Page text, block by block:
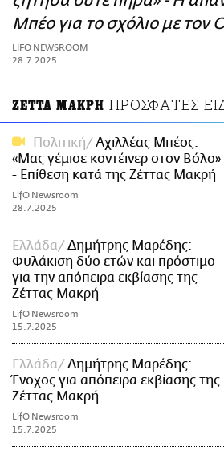
ΑΜΠΑ
PRINT
Μπέο για το σχόλιο με
LIFO NEWSROOM
28.7.2025
ΖΕΤΤΑ ΜΑΚΡΗ ΠΡΟΣΦΑΤΕΣ
Πολιτική
Αχιλλέας Μπέος:
«Μας γέμισε κοντέινερ στον Βόλο»
- Επίθεση κατά της Ζέττας Μακρή
LifO Newsroom
28.7.2025
Ελλάδα
Δημήτρης Μαρέδης:
Φυλάκιση δύο ετών και πρόστιμο
για την απόπειρα εκβίασης της
Ζέττας Μακρή
LifO Newsroom
15.7.2025
Ελλάδα
Δημήτρης Μαρέδης:
Ένοχος για απόπειρα εκβίασης της
Ζέττας Μακρή
LifO Newsroom
15.7.2025